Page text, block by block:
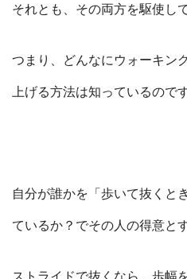
それとも、その両方を駆使し
つまり、どんなにウォーキン
上げる方法は知っているのです
自分が誰かを「歩いて抜くと
ているか？でその人の得意と